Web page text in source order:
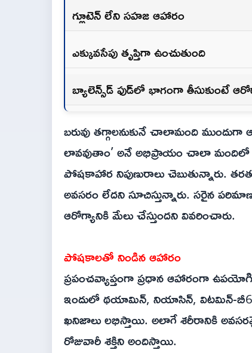
గ్లూటెన్ లేని సహజ ఆహారం
ఎక్కువసేపు తృప్తిగా ఉంచుతుంది
బ్యాలెన్స్‌డ్‌ ఫుడ్‌లో భాగంగా తీసుకుంటే
బరువు తగ్గాలనుకునే చాలామంది ముందుగా
లావవుతాం’ అనే అభిప్రాయం చాలా
పోషకాహార నిపుణురాలు చెబుతున్నారు.
అవసరం లేదని సూచిస్తున్నారు. సరైన
ఆరోగ్యానికి మేలు చేస్తుందని వివరించారు.
పోషకాలతో నిండిన ఆహారం
ప్రపంచవ్యాప్తంగా ప్రధాన ఆహారంగా
ఇందులో థయామిన్, నియాసిన్, విటమిన్-బీ6
ఖనిజాలు లభిస్తాయి. అలాగే శరీరానికి
రోజువారీ శక్తిని అందిస్తాయి.